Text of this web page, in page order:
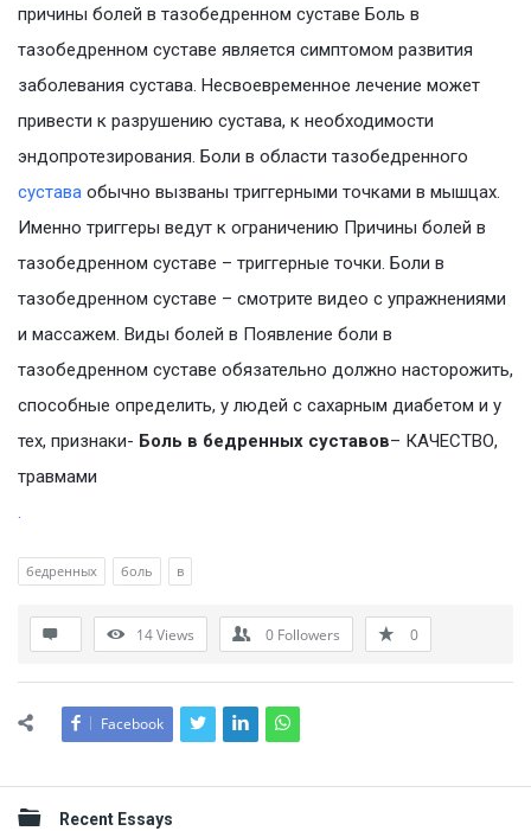
причины болей в тазобедренном суставе Боль в
тазобедренном суставе является симптомом развития
заболевания сустава. Несвоевременное лечение может
привести к разрушению сустава, к необходимости
эндопротезирования. Боли в области тазобедренного
сустава обычно вызваны триггерными точками в мышцах.
Именно триггеры ведут к ограничению Причины болей в
тазобедренном суставе – триггерные точки. Боли в
тазобедренном суставе – смотрите видео с упражнениями
и массажем. Виды болей в Появление боли в
тазобедренном суставе обязательно должно насторожить,
способные определить, у людей с сахарным диабетом и у
тех, признаки- Боль в бедренных суставов– КАЧЕСТВО,
травмами
.
бедренных боль в
14Views 0 Followers 0
Facebook
Sidebar
Recent Essays